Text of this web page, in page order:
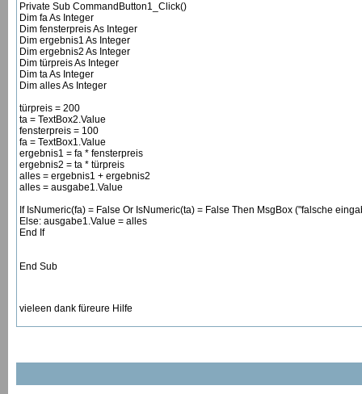
Private Sub CommandButton1_Click()
Dim fa As Integer
Dim fensterpreis As Integer
Dim ergebnis1 As Integer
Dim ergebnis2 As Integer
Dim türpreis As Integer
Dim ta As Integer
Dim alles As Integer
türpreis = 200
ta = TextBox2.Value
fensterpreis = 100
fa = TextBox1.Value
ergebnis1 = fa * fensterpreis
ergebnis2 = ta * türpreis
alles = ergebnis1 + ergebnis2
alles = ausgabe1.Value
If IsNumeric(fa) = False Or IsNumeric(ta) = False Then MsgBox ("falsche
Else: ausgabe1.Value = alles
End If
End Sub
vieleen dank füreure Hilfe